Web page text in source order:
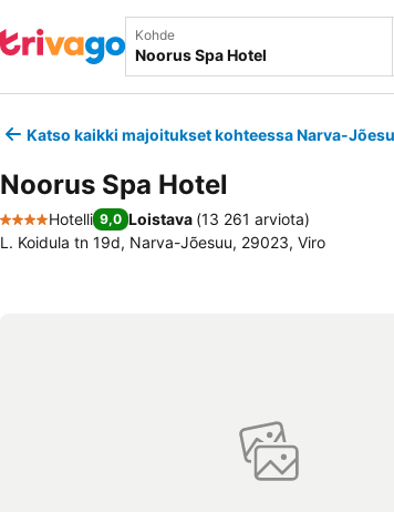
Kohde
Katso kaikki majoitukset kohteessa Narva-
Noorus Spa Hotel
4 Tähtiluokitus
Hotelli 9,0 Loistava (13 261 arviota)
L. Koidula tn 19d, Narva-Jõesuu, 29023, Viro